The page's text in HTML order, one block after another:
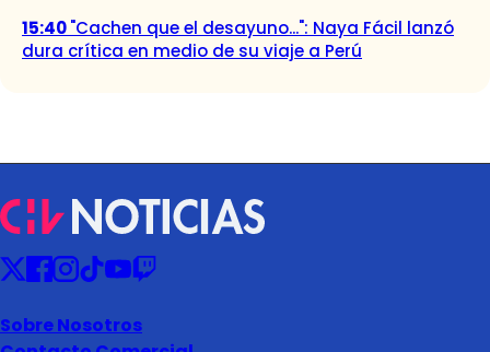
15:40"Cachen que el desayuno...": Naya Fácil lanzó
dura crítica en medio de su viaje a Perú
Sobre Nosotros